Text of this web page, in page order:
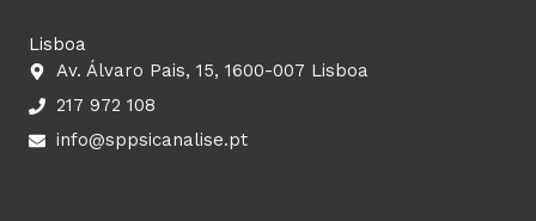
b
o
k
g
r
a
b
e
d
i
Lisboa
Av. Álvaro Pais, 15, 1600-007 Lisboa
217 972 108
info@sppsicanalise.pt